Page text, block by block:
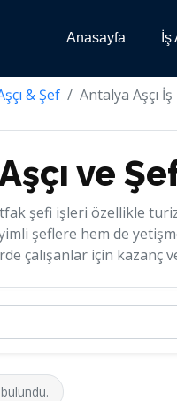
Anasayfa İş
& Şef Antalya Aşçı İş
ve
şefi işleri özellikle
şeflere hem de
çalışanlar için kazanç